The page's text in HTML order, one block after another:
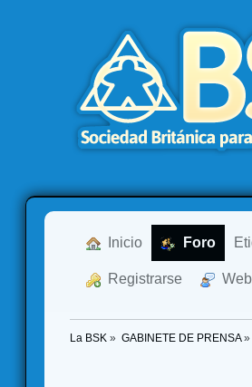
Inicio Foro
Registrarse
La BSK » GABINETE DE PRENSA»